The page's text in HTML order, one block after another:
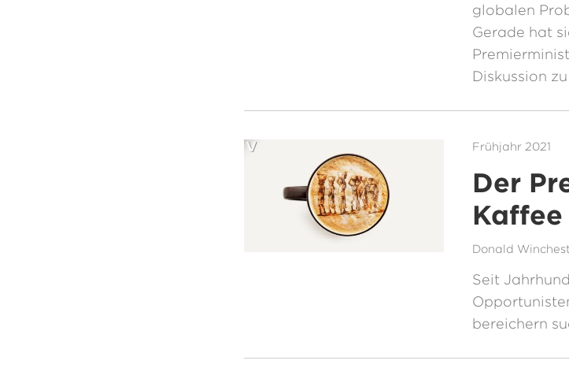
globalen
Gerade hat
Diskussion
Frühjahr 2021
Der
Kaffee
Donald
Seit
bereichern